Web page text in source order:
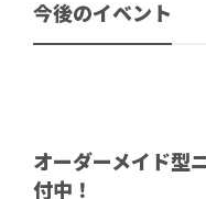
今後のイベント
オーダーメイド型
付中！